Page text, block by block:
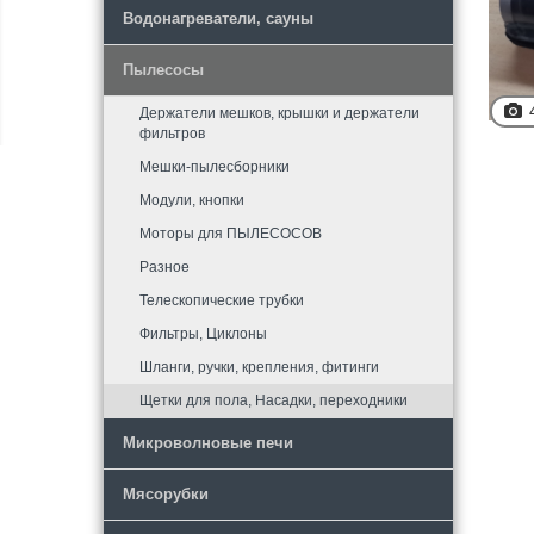
Водонагреватели, сауны
Пылесосы
Держатели мешков, крышки и держатели
фильтров
Мешки-пылесборники
Модули, кнопки
Моторы для ПЫЛЕСОСОВ
Разное
Телескопические трубки
Фильтры, Циклоны
Шланги, ручки, крепления, фитинги
Щетки для пола, Насадки, переходники
Микроволновые печи
Мясорубки